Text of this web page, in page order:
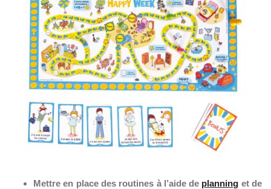
Mettre en place des routines à l’aide de planning et de